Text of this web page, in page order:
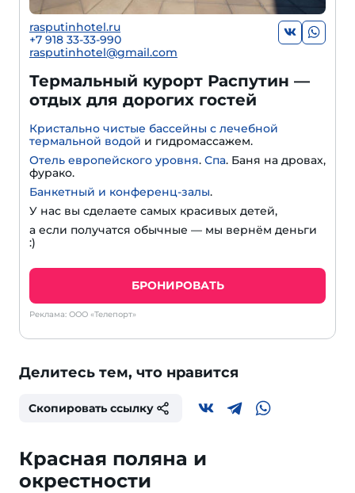
rasputinhotel.ru
+7 918 33-33-990
rasputinhotel@gmail.com
Термальный курорт Распутин —
отдых для дорогих гостей
Кристально чистые бассейны с лечебной
термальной водой и гидромассажем.
Отель европейского уровня. Спа. Баня на дровах,
фурако.
Банкетный и конференц-залы.
У нас вы сделаете самых красивых детей,
а если получатся обычные — мы вернём деньги
:)
БРОНИРОВАТЬ
Реклама: ООО «Телепорт»
Делитесь тем, что нравится
Скопировать ссылку
Красная поляна и
окрестности